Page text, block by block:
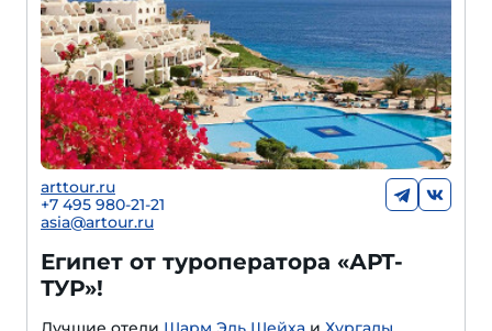
arttour.ru
+7 495 980-21-21
asia@artour.ru
Египет от туроператора «АРТ-
ТУР»!